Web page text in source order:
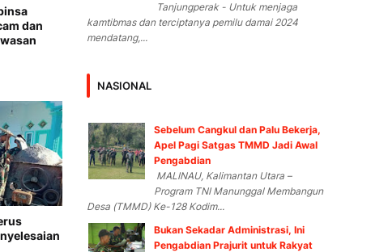
dan
Tanjungperak - Untuk menjaga
kamtibmas dan terciptanya pemilu damai 2024
mendatang,...
NASIONAL
Sebelum Cangkul dan Palu Bekerja,
Apel Pagi Satgas TMMD Jadi Awal
Pengabdian
MALINAU, Kalimantan Utara –
Program TNI Manunggal Membangun
Desa (TMMD) Ke-128 Kodim...
Bukan Sekadar Administrasi, Ini
Pengabdian Prajurit untuk Rakyat